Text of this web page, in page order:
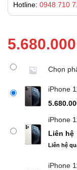
Hotline: 0948 710
5.680.000
Chọn
iPhone
iPhone
Liên hệ
Liên hệ
iPhone